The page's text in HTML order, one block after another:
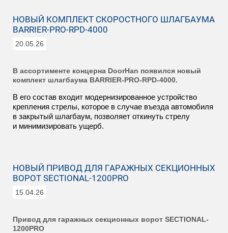
НОВЫЙ КОМПЛЕКТ СКОРОСТНОГО ШЛАГБАУМА
BARRIER‑PRO‑RPD‑4000
20.05.26
В ассортименте концерна DoorHan появился новый
комплект шлагбаума BARRIER-PRO-RPD-4000.
В его состав входит модернизированное устройство
крепления стрелы, которое в случае въезда автомобиля
в закрытый шлагбаум, позволяет откинуть стрелу
и минимизировать ущерб.
НОВЫЙ ПРИВОД ДЛЯ ГАРАЖНЫХ СЕКЦИОННЫХ
ВОРОТ SECTIONAL-1200PRO
15.04.26
Привод для гаражных секционных ворот SECTIONAL-
1200PRO